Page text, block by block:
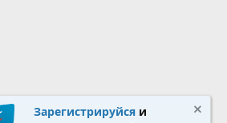
Зарегистрируйся и